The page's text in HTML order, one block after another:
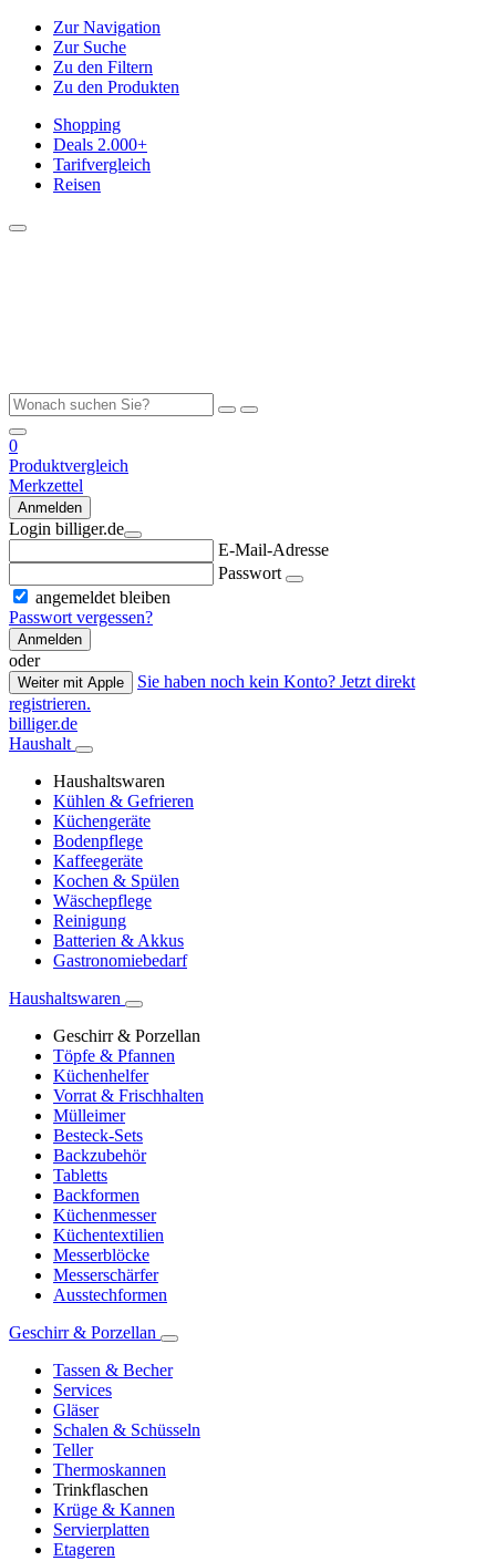
Zur Navigation
Zur Suche
Zu den Filtern
Zu den Produkten
Shopping
Deals 2.000+
Tarifvergleich
Reisen
0
Produktvergleich
Merkzettel
Anmelden
Login billiger.de
E-Mail-Adresse
Passwort
angemeldet bleiben
Passwort vergessen?
Anmelden
oder
Weiter mit Apple
Sie haben noch kein Konto? Jetzt direkt
registrieren.
billiger.de
Haushalt
Haushaltswaren
Kühlen & Gefrieren
Küchengeräte
Bodenpflege
Kaffeegeräte
Kochen & Spülen
Wäschepflege
Reinigung
Batterien & Akkus
Gastronomiebedarf
Haushaltswaren
Geschirr & Porzellan
Töpfe & Pfannen
Küchenhelfer
Vorrat & Frischhalten
Mülleimer
Besteck-Sets
Backzubehör
Tabletts
Backformen
Küchenmesser
Küchentextilien
Messerblöcke
Messerschärfer
Ausstechformen
Geschirr & Porzellan
Tassen & Becher
Services
Gläser
Schalen & Schüsseln
Teller
Thermoskannen
Trinkflaschen
Krüge & Kannen
Servierplatten
Etageren